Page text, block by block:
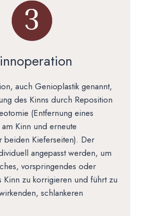
auch Genioplastik genannt,
des Kinns durch Reposition
(Entfernung eines
Kinn und erneute
beiden Kieferseiten). Der
angepasst werden, um
vorspringendes oder
Kinn zu korrigieren und führt zu
schlankeren